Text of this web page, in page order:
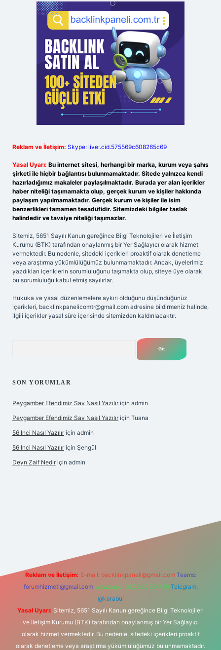
Reklam ve İletişim: Skype: live:.cid.575569c608265c69
Yasal Uyarı: Bu internet sitesi, herhangi bir marka, kurum veya şahıs
şirketi ile hiçbir bağlantısı bulunmamaktadır. Sitede yalnızca kendi
hazırladığımız makaleler paylaşılmaktadır. Burada yer alan içerikler
haber niteliği taşımamakta olup, gerçek kurum ve kişiler hakkında
paylaşım yapılmamaktadır. Gerçek kurum ve kişiler ile isim
benzerlikleri tamamen tesadüfidir. Sitemizdeki bilgiler taslak
halindedir ve tavsiye niteliği taşımazlar.
Sitemiz, 5651 Sayılı Kanun gereğince Bilgi Teknolojileri ve İletişim
Kurumu (BTK) tarafından onaylanmış bir Yer Sağlayıcı olarak hizmet
vermektedir. Bu nedenle, sitedeki içerikleri proaktif olarak denetleme
veya araştırma yükümlülüğümüz bulunmamaktadır. Ancak, üyelerimiz
yazdıkları içeriklerin sorumluluğunu taşımakta olup, siteye üye olarak
bu sorumluluğu kabul etmiş sayılırlar.
Hukuka ve yasal düzenlemelere aykırı olduğunu düşündüğünüz
içerikleri, backlinkpanelicomtr@gmail.com adresine bildirmeniz halinde,
ilgili içerikler yasal süre içerisinde sitemizden kaldırılacaktır.
SON YORUMLAR
Peygamber Efendimiz Sav Nasıl Yazılır için admin
Peygamber Efendimiz Sav Nasıl Yazılır için Tuana
56 Inci Nasıl Yazılır için admin
56 Inci Nasıl Yazılır için Şengül
Deyn Zaif Nedir için admin
Reklam ve İletişim: E-mail: backlinkpaneli@gmail.com Teams:
forumhizmeti@gmail.com Whatsapp: 0262 606 0 726 Telegram:
@karabul
Yasal Uyarı: Sitemiz, 5651 Sayılı Kanun gereğince Bilgi Teknolojileri
ve İletişim Kurumu (BTK) tarafından onaylanmış bir Yer Sağlayıcı
olarak hizmet vermektedir. Bu nedenle, sitedeki içerikleri proaktif
olarak denetleme veya araştırma yükümlülüğümüz bulunmamaktadır.